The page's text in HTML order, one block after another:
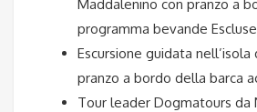
Maddalenino con pranzo a
programma bevande Escluse
Escursione guidata nell’isola
pranzo a bordo della barca
Tour leader Dogmatours da